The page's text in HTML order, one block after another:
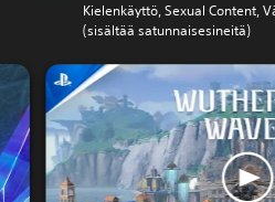
Kielenkäyttö, Sexual Content,
(sisältää satunnaisesineitä)